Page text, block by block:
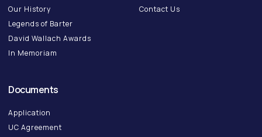
Our History
Legends of Barter
David Wallach Awards
In Memoriam
Contact Us
Documents
Application
UC Agreement